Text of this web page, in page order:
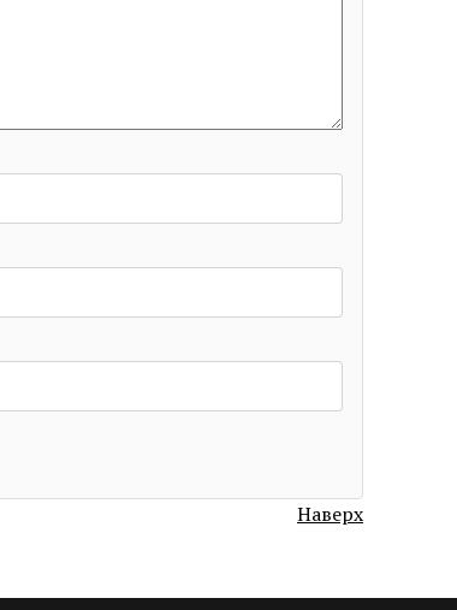
Наверх